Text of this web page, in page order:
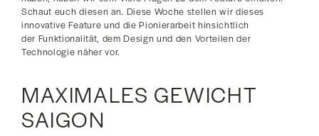
Schaut euch diesen an. Diese Woche stellen wir dieses
innovative Feature und die Pionierarbeit hinsichtlich
der Funktionalität, dem Design und den Vorteilen der
Technologie näher vor.
MAXIMALES GEWICHT
SAIGON